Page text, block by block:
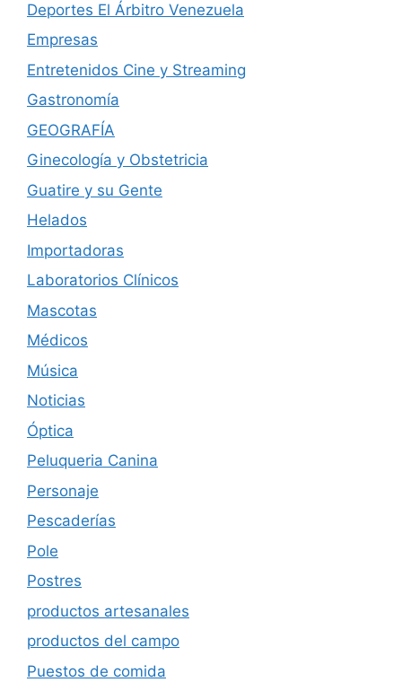
Deportes El Árbitro Venezuela
Empresas
Entretenidos Cine y Streaming
Gastronomía
GEOGRAFÍA
Ginecología y Obstetricia
Guatire y su Gente
Helados
Importadoras
Laboratorios Clínicos
Mascotas
Médicos
Música
Noticias
Óptica
Peluqueria Canina
Personaje
Pescaderías
Pole
Postres
productos artesanales
productos del campo
Puestos de comida